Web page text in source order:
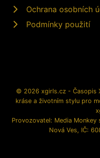
Ochrana osobních
Podmínky použití
© 2026 xgirls.cz - Časopis
kráse a životním stylu pro
Provozovatel: Media
Nová Ves, IČ: